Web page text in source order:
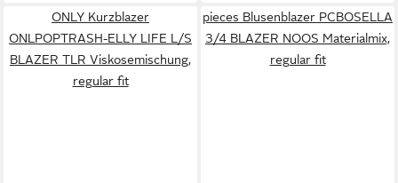
ONLY Kurzblazer
ONLPOPTRASH-ELLY LIFE L/S
BLAZER TLR Viskosemischung,
regular fit
pieces Blusenblazer PCBOSELLA
3/4 BLAZER NOOS Materialmix,
regular fit